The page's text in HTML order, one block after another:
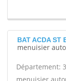
BAT ACDA ST
menuisier
Département: